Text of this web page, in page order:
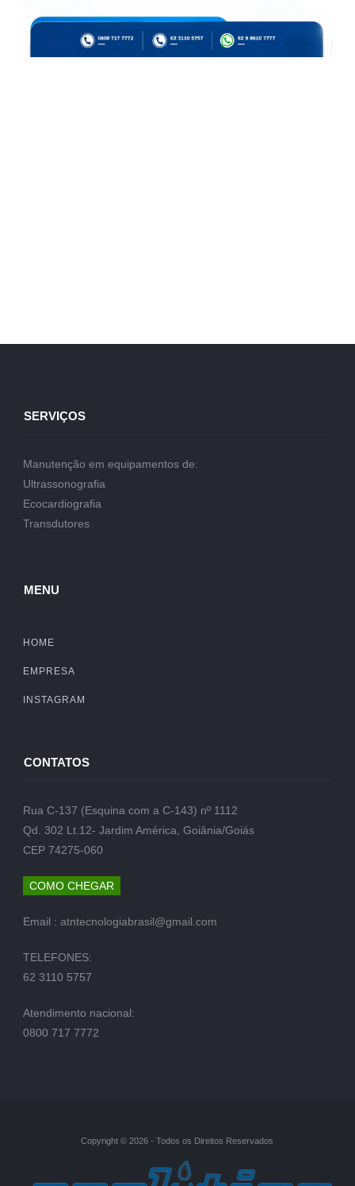
SERVIÇOS
Manutenção em equipamentos de:
Ultrassonografia
Ecocardiografia
Transdutores
MENU
HOME
EMPRESA
INSTAGRAM
CONTATOS
Rua C-137 (Esquina com a C-143) nº 1112
Qd. 302 Lt.12- Jardim América, Goiânia/Goiás
CEP 74275-060
COMO CHEGAR
Email : atntecnologiabrasil@gmail.com
TELEFONES:
62 3110 5757
Atendimento nacional:
0800 717 7772
Copyright © 2026 - Todos os Direitos Reservados